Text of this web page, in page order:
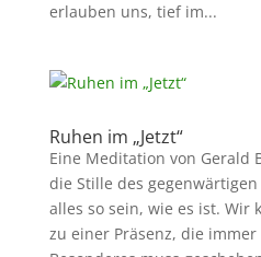
erlauben uns, tief im...
Ruhen im „Jetzt“
Eine Meditation von Gerald
die Stille des
alles so sein, wie es ist. Wir
zu einer Präsenz, die